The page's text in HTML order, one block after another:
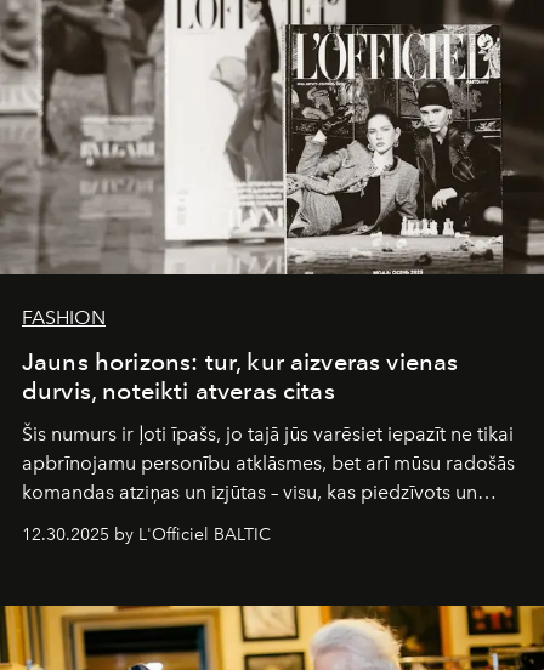
FASHION
Jauns horizons: tur, kur aizveras vienas
durvis, noteikti atveras citas
Šis numurs ir ļoti īpašs, jo tajā jūs varēsiet iepazīt ne tikai
apbrīnojamu personību atklāsmes, bet arī mūsu radošās
komandas atziņas un izjūtas – visu, kas piedzīvots un
Šajā brīdī mums svarīgi pateikties visiem, kas bija kopā
sākums. Ar vissirsnīgākajiem laba vēlējumiem jūsu
L’Officiel Baltic
komanda.
12.30.2025 by L'Officiel BALTIC